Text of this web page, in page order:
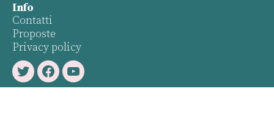
Info
Contatti
Proposte
Privacy policy
TwitterFacebookYoutube